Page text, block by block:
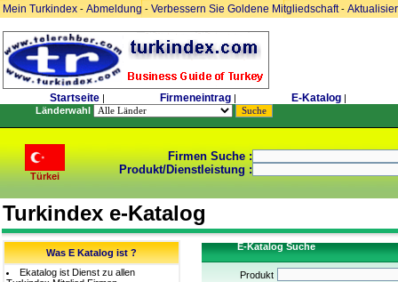
Mein Turkindex - Abmeldung - Verbessern Sie Goldene Mitgliedschaft-
Startseite | Firmeneintrag | E-Katalog |
Länderwahl
Türkei
Firmen Suche :
Produkt/Dienstleistung :
Turkindex e-Katalog
Was E Katalog ist ?
Ekatalog ist Dienst zu allen
E-Katalog Suche
Produkt